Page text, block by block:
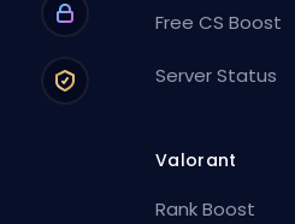
Free CS Boost
Server Status
Valorant
Rank Boost